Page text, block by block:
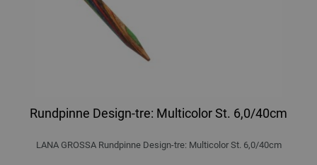
Rundpinne Design-tre: Multicolor St. 6,0/40cm
LANA GROSSA Rundpinne Design-tre: Multicolor St. 6,0/40cm